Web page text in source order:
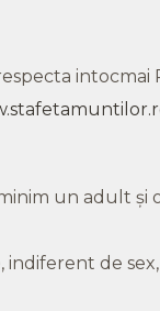
intocmai
un adult
de